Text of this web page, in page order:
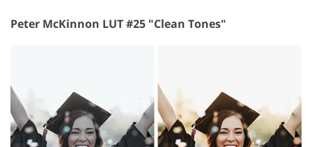
Peter McKinnon LUT #25 "Clean Tones"